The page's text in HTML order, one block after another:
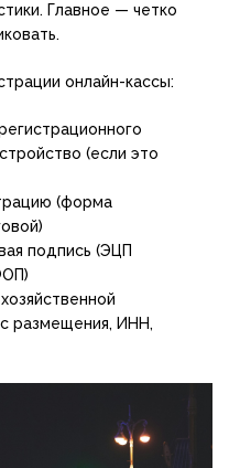
Главное — четко
онлайн-кассы:
(если это
(форма
подпись (ЭЦП
размещения, ИНН,